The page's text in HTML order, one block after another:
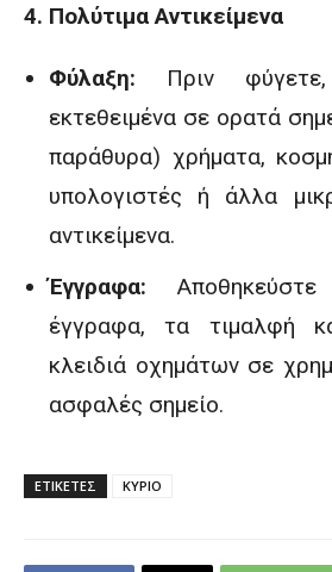
4. Πολύτιμα Αντικείμενα
Φύλαξη: Πριν
εκτεθειμένα σε ορατά
παράθυρα) χρήματα,
υπολογιστές ή άλλα
αντικείμενα.
Έγγραφα:
έγγραφα, τα τιμαλφή
κλειδιά οχημάτων σε
ασφαλές σημείο.
ΕΤΙΚΕΤΕΣ ΚΥΡΙΟ